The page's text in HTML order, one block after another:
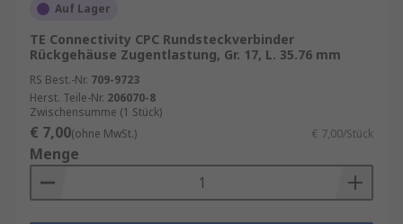
Auf Lager
TE Connectivity CPC Rundsteckverbinder
Rückgehäuse Zugentlastung, Gr. 17, L. 35.76 mm
RS Best.-Nr. 709-9723
Herst. Teile-Nr. 206070-8
Zwischensumme (1 Stück)
€ 7,00(ohne MwSt.) € 7,00/Stück
Menge